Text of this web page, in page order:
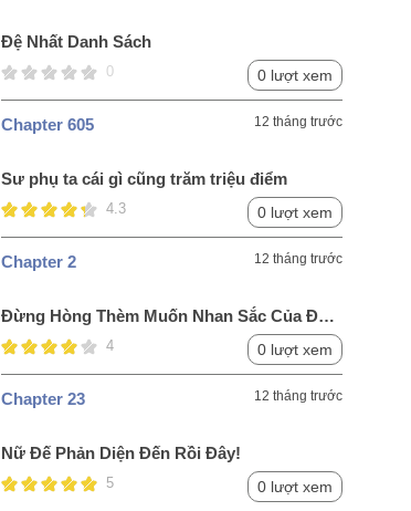
Đệ Nhất Danh Sách
0 0 lượt xem
Chapter 605 12 tháng trước
Sư phụ ta cái gì cũng trăm triệu điểm
4.3 0 lượt xem
Chapter 2 12 tháng trước
Đừng Hòng Thèm Muốn Nhan Sắc Của Đệ
Đệ Xinh Đẹp
4 0 lượt xem
Chapter 23 12 tháng trước
Nữ Đế Phản Diện Đến Rồi Đây!
5 0 lượt xem